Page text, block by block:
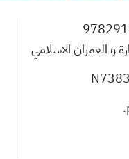
و العمران الاسلامي